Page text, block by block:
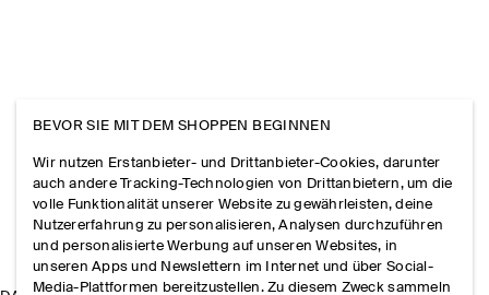
BEVOR SIE MIT DEM SHOPPEN BEGINNEN
Wir nutzen Erstanbieter- und Drittanbieter-Cookies, darunter
auch andere Tracking-Technologien von Drittanbietern, um die
volle Funktionalität unserer Website zu gewährleisten, deine
Nutzererfahrung zu personalisieren, Analysen durchzuführen
und personalisierte Werbung auf unseren Websites, in
unseren Apps und Newslettern im Internet und über Social-
Media-Plattformen bereitzustellen. Zu diesem Zweck sammeln